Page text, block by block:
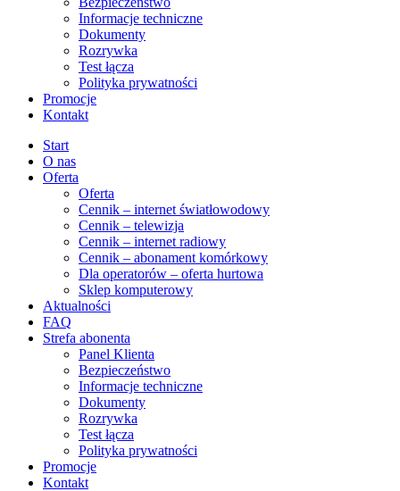
Informacje techniczne
Dokumenty
Rozrywka
Test łącza
Polityka prywatności
Promocje
Kontakt
Start
O nas
Oferta
Oferta
Cennik – internet światłowodowy
Cennik – telewizja
Cennik – internet radiowy
Cennik – abonament komórkowy
Dla operatorów – oferta hurtowa
Sklep komputerowy
Aktualności
FAQ
Strefa abonenta
Panel Klienta
Bezpieczeństwo
Informacje techniczne
Dokumenty
Rozrywka
Test łącza
Polityka prywatności
Promocje
Kontakt